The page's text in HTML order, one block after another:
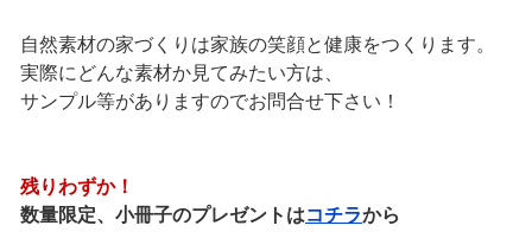
自然素材の家づくりは家族の笑顔と健康をつくります。
実際にどんな素材か見てみたい方は、
サンプル等がありますのでお問合せ下さい！
残りわずか！
数量限定、小冊子のプレゼントはコチラから